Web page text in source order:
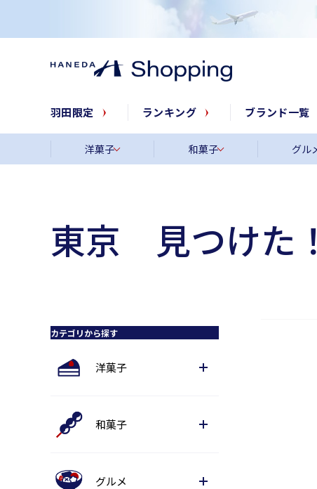
羽田限定 ランキング ブランド一覧
洋菓子 和菓子 グル
東京 見つけた！
カテゴリから探す
洋菓子
和菓子
グルメ